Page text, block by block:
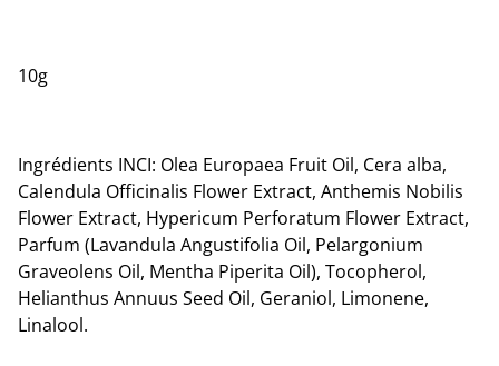
10g
Ingrédients INCI: Olea Europaea Fruit Oil, Cera alba,
Calendula Officinalis Flower Extract, Anthemis Nobilis
Flower Extract, Hypericum Perforatum Flower Extract,
Parfum (Lavandula Angustifolia Oil, Pelargonium
Graveolens Oil, Mentha Piperita Oil), Tocopherol,
Helianthus Annuus Seed Oil, Geraniol, Limonene,
Linalool.